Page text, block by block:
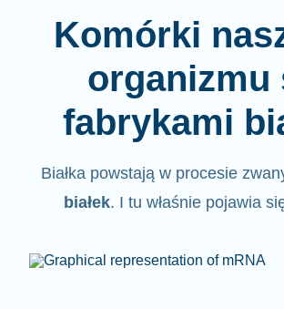
Komórki
organizmu
fabrykami
Białka powstają w procesie
białek. I tu właśnie pojawia